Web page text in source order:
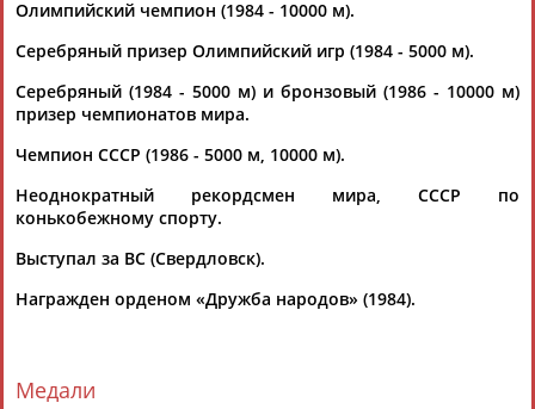
родом!
... Светлана Журова, Светлана Баженова, Александр
Голубев,
Малков
- наши чемпионы Игр (кроме выше
названных...
(Проект:Информационное агентство СТАДИОН
15.05.2022
Олимпийский чемпион (1984 - 10000 м).
Серебряный призер Олимпийский игр (1984 - 5000 м).
Серебряный (1984 - 5000 м) и бронзовый (1986 - 10000 м)
призер чемпионатов мира.
Чемпион СССР (1986 - 5000 м, 10000 м).
Неоднократный рекордсмен мира, СССР по
конькобежному спорту.
Выступал за ВС (Свердловск).
Награжден орденом «Дружба народов» (1984).
Медали